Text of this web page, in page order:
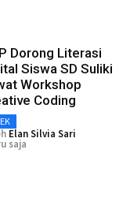
Dorong Literasi
Siswa SD Suliki
Workshop
Coding
Elan Silvia Sari
saja